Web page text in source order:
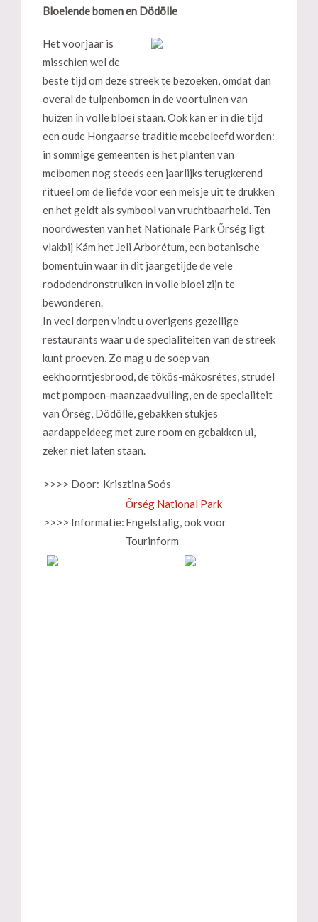
Bloeiende bomen en Dödölle
Het voorjaar is
misschien wel de
beste tijd om deze streek te bezoeken, omdat dan
overal de tulpenbomen in de voortuinen van
huizen in volle bloei staan. Ook kan er in die tijd
een oude Hongaarse traditie meebeleefd worden:
in sommige gemeenten is het planten van
meibomen nog steeds een jaarlijks terugkerend
ritueel om de liefde voor een meisje uit te drukken
en het geldt als symbool van vruchtbaarheid. Ten
noordwesten van het Nationale Park Őrség ligt
vlakbij Kám het Jeli Arborétum, een botanische
bomentuin waar in dit jaargetijde de vele
rododendronstruiken in volle bloei zijn te
bewonderen.
In veel dorpen vindt u overigens gezellige
restaurants waar u de specialiteiten van de streek
kunt proeven. Zo mag u de soep van
eekhoorntjesbrood, de tökös-mákosrétes, strudel
met pompoen-maanzaadvulling, en de specialiteit
van Őrség, Dödölle, gebakken stukjes
aardappeldeeg met zure room en gebakken ui,
zeker niet laten staan.
>>>> Door: Krisztina Soós
>>>> Informatie:
Őrség National Park
Engelstalig, ook voor
Tourinform